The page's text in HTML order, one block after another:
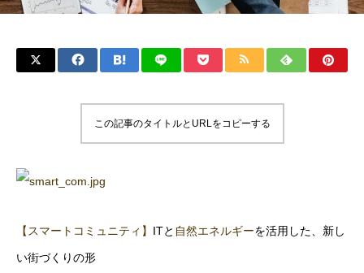
この記事のタイトルとURLをコピーする
【スマートコミュニティ】 ITと 自然エネルギーを活用した、新し
い街づくりの形